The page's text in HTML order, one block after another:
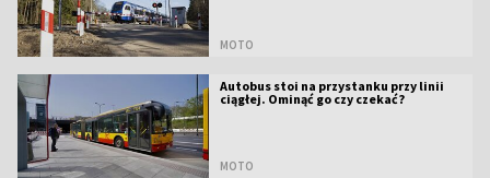
MOTO
Autobus stoi na przystanku przy linii
ciągłej. Ominąć go czy czekać?
MOTO